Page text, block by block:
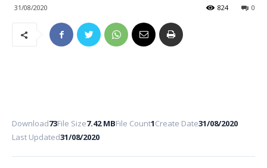
31/08/2020 0
824
Download73File Size7.42 MBFile Count1Create Date31/08/2020
Last Updated31/08/2020